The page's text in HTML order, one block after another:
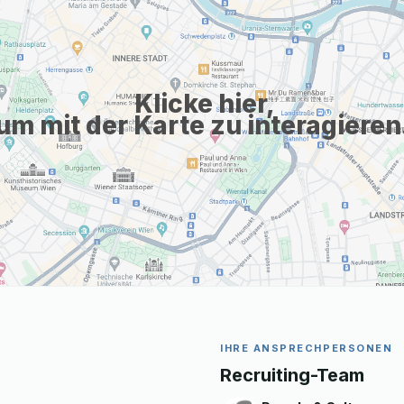
Klicke hier,
mit der Karte zu
IHRE ANSPRECHPERSONEN
Recruiting-Team